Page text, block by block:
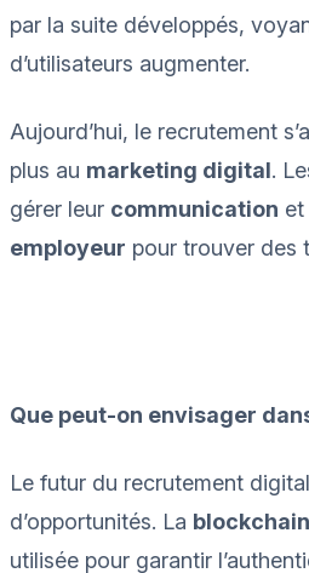
par la suite développés,
d’utilisateurs augmenter.
Aujourd’hui, le recrutement
plus au marketing digital.
gérer leur communication et
employeur pour trouver des
Que peut-on envisager
Le futur du recrutement
d’opportunités. La blockchain
utilisée pour garantir